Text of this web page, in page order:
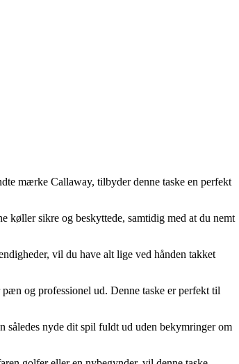
mærke Callaway, tilbyder denne taske en perfekt
køller sikre og beskyttede, samtidig med at du nemt
vil du have alt lige ved hånden takket
og professionel ud. Denne taske er perfekt til
nyde dit spil fuldt ud uden bekymringer om